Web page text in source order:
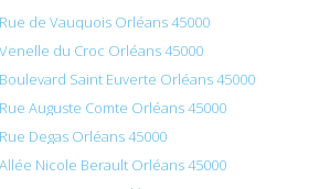
de Vauquois Orléans 45000
du Croc Orléans 45000
Saint Euverte Orléans 45000
Auguste Comte Orléans 45000
Degas Orléans 45000
Nicole Berault Orléans 45000